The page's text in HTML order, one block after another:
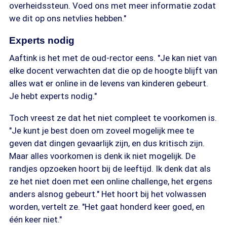
overheidssteun. Voed ons met meer informatie zodat
we dit op ons netvlies hebben."
Experts nodig
Aaftink is het met de oud-rector eens. "Je kan niet van
elke docent verwachten dat die op de hoogte blijft van
alles wat er online in de levens van kinderen gebeurt.
Je hebt experts nodig."
Toch vreest ze dat het niet compleet te voorkomen is.
"Je kunt je best doen om zoveel mogelijk mee te
geven dat dingen gevaarlijk zijn, en dus kritisch zijn.
Maar alles voorkomen is denk ik niet mogelijk. De
randjes opzoeken hoort bij de leeftijd. Ik denk dat als
ze het niet doen met een online challenge, het ergens
anders alsnog gebeurt." Het hoort bij het volwassen
worden, vertelt ze. "Het gaat honderd keer goed, en
één keer niet."